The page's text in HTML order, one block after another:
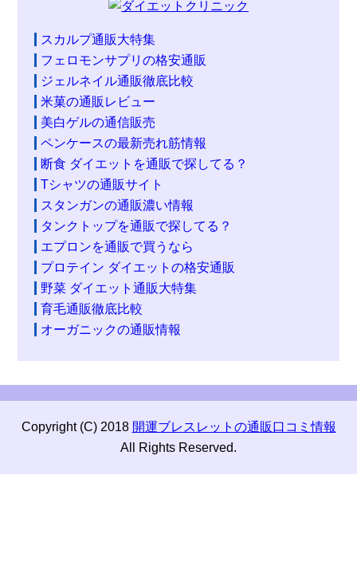
スカルプ通販大特集
フェロモンサプリの格安通販
ジェルネイル通販徹底比較
米菓の通販レビュー
美白ゲルの通信販売
ペンケースの最新売れ筋情報
断食 ダイエットを通販で探してる？
Tシャツの通販サイト
スタンガンの通販濃い情報
タンクトップを通販で探してる？
エプロンを通販で買うなら
プロテイン ダイエットの格安通販
野菜 ダイエット通販大特集
育毛通販徹底比較
オーガニックの通販情報
Copyright (C) 2018 開運ブレスレットの通販口コミ情報
All Rights Reserved.